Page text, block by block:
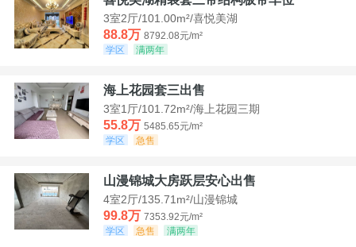
3室2厅/101.00m²/喜悦美湖
88.8万 8792.08元/m²
学区
满两年
海上花园套三出售
3室1厅/101.72m²/海上花园三期
55.8万 5485.65元/m²
学区
急售
山漫锦城大房跃层安心出售
4室2厅/135.71m²/山漫锦城
99.8万 7353.92元/m²
学区
急售 满两年